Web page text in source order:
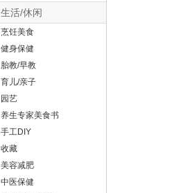
生活/休闲
烹饪美食
健身保健
胎教/早教
育儿/亲子
园艺
养生专家美食书
手工DIY
收藏
美容减肥
中医保健